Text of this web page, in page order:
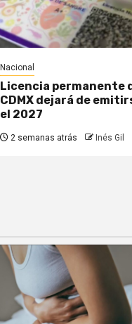
Nacional
Licencia permanente
CDMX dejará de
el 2027
2 semanas atrás Inés Gil